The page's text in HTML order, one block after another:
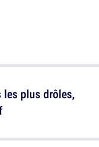
plus drôles,